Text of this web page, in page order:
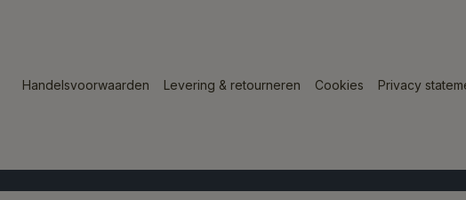
Handelsvoorwaarden Levering & retourneren Cookies Privacy